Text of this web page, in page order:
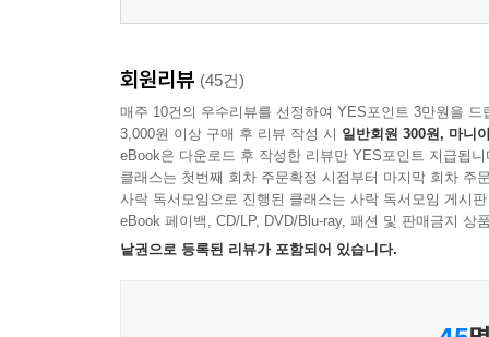
03 수정 방식의 프롬프트 작성법 프롬프트 레이어
단계적으로 이미지를 설계하는 방법
알아두기·프롬프트 레이어링이란?
04 챗GPT로 일상 사진을 증명 사진으로 만들려면?
측면 얼굴을 정면 얼굴로 바꾸기
회원리뷰 (45건)
매주 10건의 우수리뷰를 선정하여 YES포인트 3만원을 드
3,000원 이상 구매 후 리뷰 작성 시 일반회원 300원, 마니
eBook은 다운로드 후 작성한 리뷰만 YES포인트 지급됩니
클래스는 첫번째 회차 주문확정 시점부터 마지막 회차 주
사락 독서모임으로 진행된 클래스는 사락 독서모임 게시
eBook 페이백, CD/LP, DVD/Blu-ray, 패션 및 판매금지 상
낱권으로 등록된 리뷰가 포함되어 있습니다.